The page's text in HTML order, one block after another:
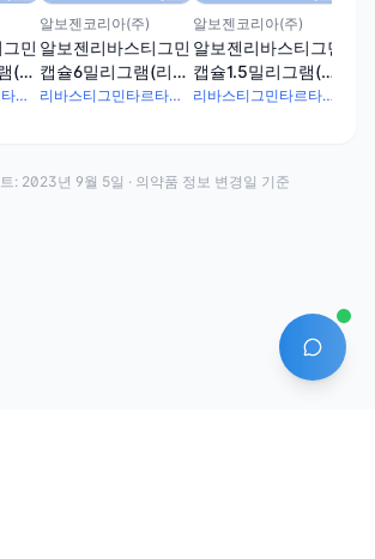
민
(리
르
리바스티그민타르타르산염 7.2mg
알보젠코리아(주)
알보젠리바스티그민
캡슐6밀리그램(리바
스티그민타르타르산
리바스티그민타르타르산염 9.6mg
알보젠코리아(주)
알보젠리바스티그민
캡슐1.5밀리그램(리
바스티그민타르타르
리바스티그민타르타르산염 2.4mg
AI 에이
: 2023년 9월 5일 · 의약품 정보 변경일 기준